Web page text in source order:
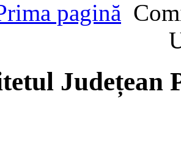
pagină
Județean